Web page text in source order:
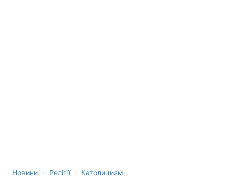
Новини › Релігії › Католицизм